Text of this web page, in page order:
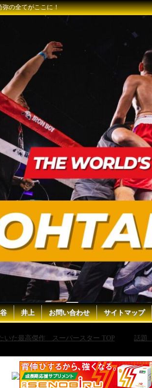
弥の全てがここに！
井上 お問い合わせ サイトマップ
いた最高傑作 スーパースター TOP 話題